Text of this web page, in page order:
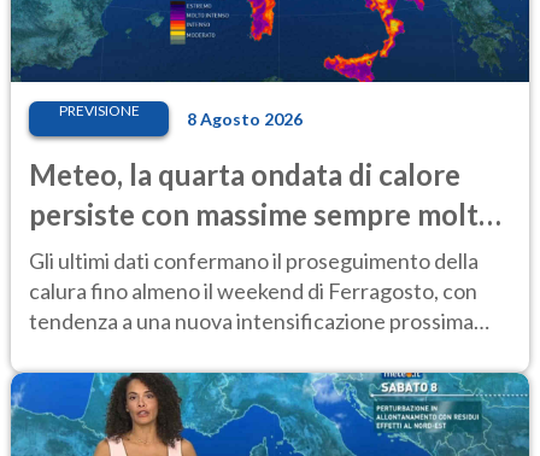
PREVISIONE 8 Agosto 2026
Meteo, la quarta ondata di calore
persiste con massime sempre molto
elevate
Gli ultimi dati confermano il proseguimento della
calura fino almeno il weekend di Ferragosto, con
tendenza a una nuova intensificazione prossima